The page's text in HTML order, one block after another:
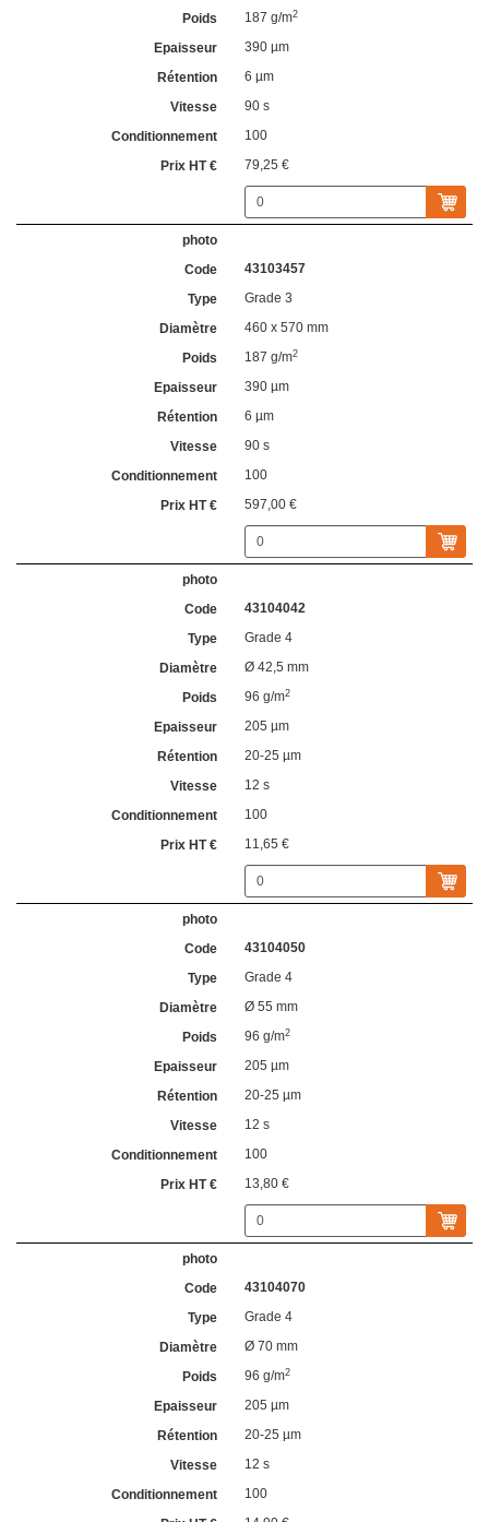
187 g/m2
390 µm
6 µm
90 s
100
79,25 €
43103457
Grade 3
460 x 570 mm
187 g/m2
390 µm
6 µm
90 s
100
597,00 €
43104042
Grade 4
Ø 42,5 mm
96 g/m2
205 µm
20-25 µm
12 s
100
11,65 €
43104050
Grade 4
Ø 55 mm
96 g/m2
205 µm
20-25 µm
12 s
100
13,80 €
43104070
Grade 4
Ø 70 mm
96 g/m2
205 µm
20-25 µm
12 s
100